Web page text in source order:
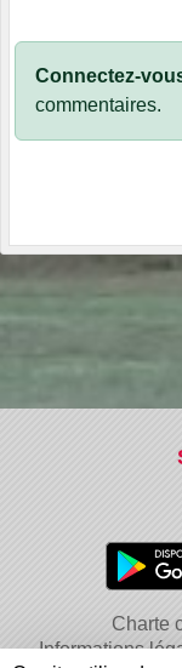
Connectez-
commentaires.
Charte
Informations